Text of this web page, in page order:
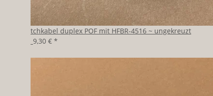
Patchkabel duplex POF mit HFBR-4516 ~ ungekreuzt
9,30 € *